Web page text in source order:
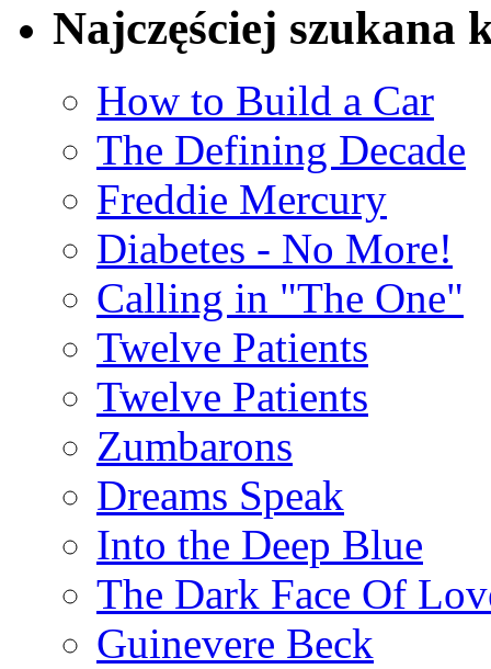
Najczęściej szukana
How to Build a Car
The Defining Decade
Freddie Mercury
Diabetes - No More!
Calling in "The One"
Twelve Patients
Twelve Patients
Zumbarons
Dreams Speak
Into the Deep Blue
The Dark Face Of
Guinevere Beck